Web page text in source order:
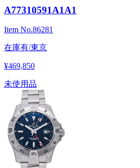
A77310591A1A1
Item No.86281
在庫有/東京
¥469,850
未使用品